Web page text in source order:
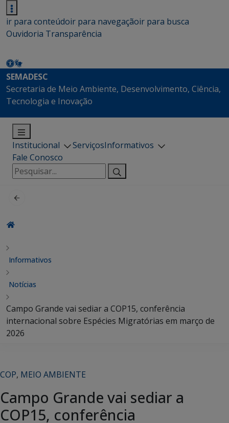
ir para conteúdoir para navegaçãoir para busca
Ouvidoria Transparência
SEMADESC
Secretaria de Meio Ambiente, Desenvolvimento, Ciência,
Tecnologia e Inovação
Institucional ServiçosInformativos
Fale Conosco
Pesquisar
por:
Informativos
Notícias
Campo Grande vai sediar a COP15, conferência
internacional sobre Espécies Migratórias em março de
2026
COP, MEIO AMBIENTE
Campo Grande vai sediar a
COP15, conferência